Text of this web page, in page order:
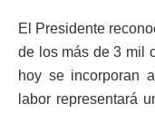
El Presidente
de los más de 3 mil
hoy se incorporan
labor representará